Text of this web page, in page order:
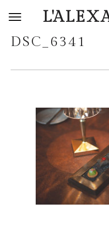
DSC_6341